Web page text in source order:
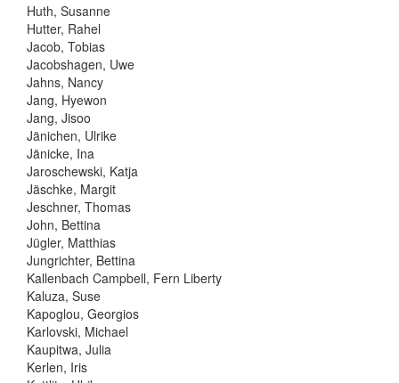
Huth, Susanne
Hutter, Rahel
Jacob, Tobias
Jacobshagen, Uwe
Jahns, Nancy
Jang, Hyewon
Jang, Jisoo
Jänichen, Ulrike
Jänicke, Ina
Jaroschewski, Katja
Jäschke, Margit
Jeschner, Thomas
John, Bettina
Jügler, Matthias
Jungrichter, Bettina
Kallenbach Campbell, Fern Liberty
Kaluza, Suse
Kapoglou, Georgios
Karlovski, Michael
Kaupitwa, Julia
Kerlen, Iris